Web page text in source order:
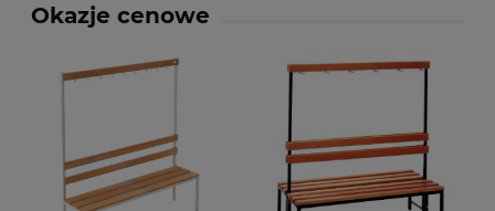
Okazje cenowe